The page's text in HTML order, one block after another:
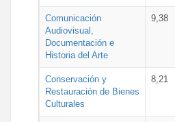
Comunicación
Audiovisual,
Documentación e
Historia del Arte
9,38
Conservación y
Restauración de Bienes
Culturales
8,21